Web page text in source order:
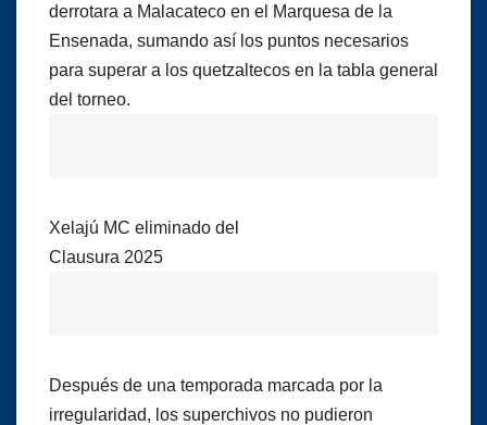
derrotara a Malacateco en el Marquesa de la
Ensenada, sumando así los puntos necesarios
para superar a los quetzaltecos en la tabla general
del torneo.
Xelajú MC eliminado del
Clausura 2025
Después de una temporada marcada por la
irregularidad, los superchivos no pudieron